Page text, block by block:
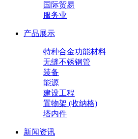
国际贸易
服务业
产品展示
特种合金功能材料
无缝不锈钢管
装备
能源
建设工程
置物架 (收纳格)
塔内件
新闻资讯